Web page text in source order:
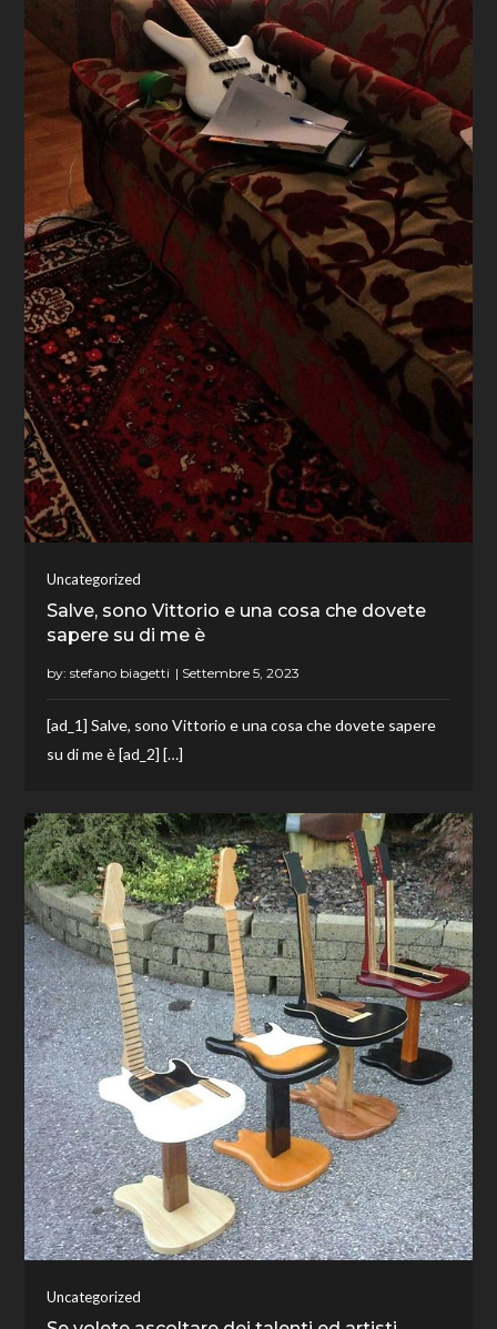
Uncategorized
Salve, sono Vittorio e una cosa che dovete
sapere su di me è
by:stefano biagetti
[ad_1] Salve, sono Vittorio e una cosa che dovete sapere
su di me è [ad_2] […]
Uncategorized